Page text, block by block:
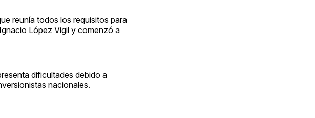
reunía todos los requisitos para
López Vigil y comenzó a
dificultades debido a
nacionales.